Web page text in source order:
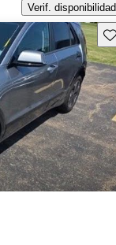
Verif. disponibilidad